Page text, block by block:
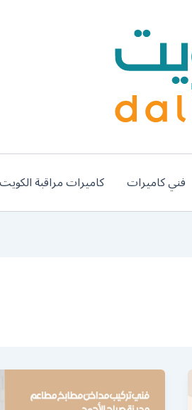
فني كاميرات كاميرات مراقبة الكويت